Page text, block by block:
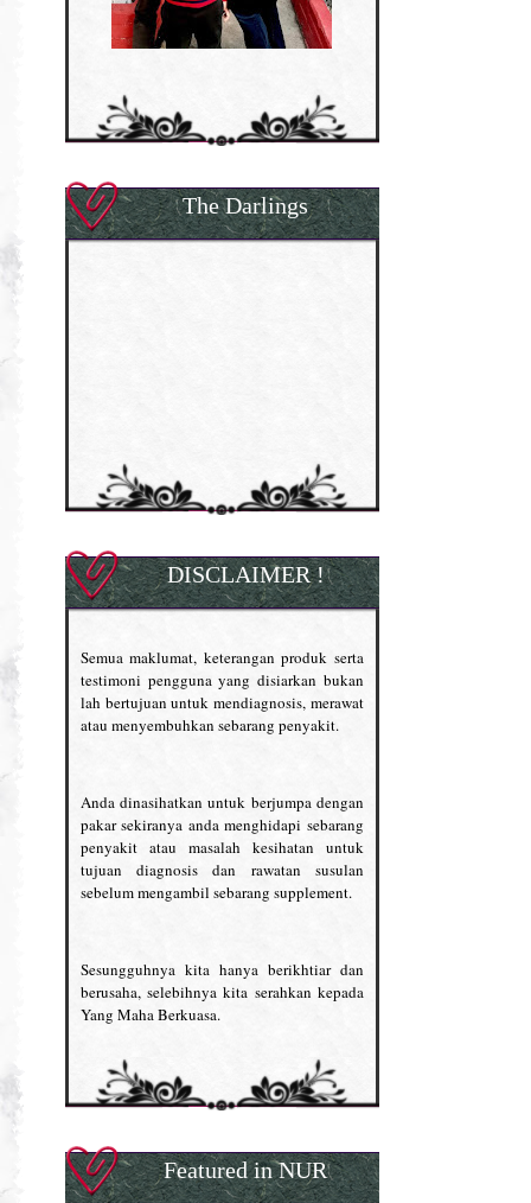
The Darlings
DISCLAIMER !
Semua maklumat, keterangan produk serta
testimoni pengguna yang disiarkan bukan
lah bertujuan untuk mendiagnosis, merawat
atau menyembuhkan sebarang penyakit.
Anda dinasihatkan untuk berjumpa dengan
pakar sekiranya anda menghidapi sebarang
penyakit atau masalah kesihatan untuk
tujuan diagnosis dan rawatan susulan
sebelum mengambil sebarang supplement.
Sesungguhnya kita hanya berikhtiar dan
berusaha, selebihnya kita serahkan kepada
Yang Maha Berkuasa.
Featured in NUR